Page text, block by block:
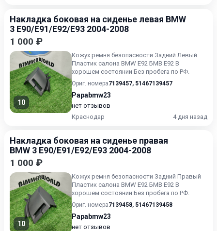
Накладка боковая на сиденье левая BMW
3 E90/E91/E92/E93 2004-2008
1 000 ₽
10
Кожух ремня безопасности Задний Левый
Пластик салона BMW E92 БМВ Е92 В
хорошем состоянии Без пробега по РФ.
Ориг. номера7139457, 51467139457
Papabmw23
нет отзывов
Краснодар
4 дня назад
Накладка боковая на сиденье правая
BMW 3 E90/E91/E92/E93 2004-2008
1 000 ₽
10
Кожух ремня безопасности Задний Правый
Пластик салона BMW E92 БМВ Е92 В
хорошем состоянии Без пробега по РФ.
Ориг. номера7139458, 51467139458
Papabmw23
нет отзывов